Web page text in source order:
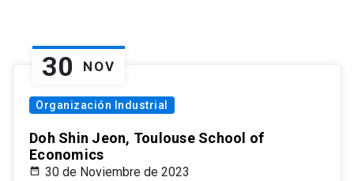
30 NOV
Organización Industrial
Doh Shin Jeon, Toulouse School of
Economics
30 de Noviembre de 2023